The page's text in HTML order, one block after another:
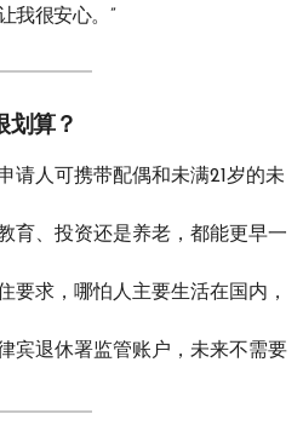
我很安心。”
划算？
请人可携带配偶和未满21岁的未
育、投资还是养老，都能更早一
要求，哪怕人主要生活在国内，
宾退休署监管账户，未来不需要